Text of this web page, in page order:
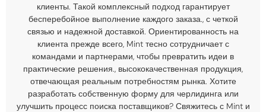
клиенты. Такой комплексный подход гарантирует
бесперебойное выполнение каждого заказа., с четкой
связью и надежной доставкой. Ориентированность на
клиента прежде всего, Mint тесно сотрудничает с
командами и партнерами, чтобы превратить идеи в
практические решения., высококачественная продукция,
отвечающая реальным потребностям рынка. Хотите
разработать собственную форму для черлидинга или
улучшить процесс поиска поставщиков? Свяжитесь с Mint и